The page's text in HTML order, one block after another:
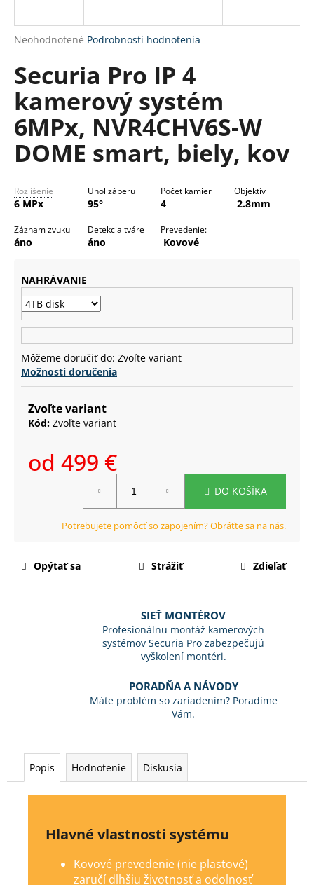
Priemerné
produktu
je
0,0
5
hviezdičiek.
Neohodnotené Podrobnosti hodnotenia
Securia Pro IP 4
kamerový systém
6MPx, NVR4CHV6S-W
DOME smart, biely, kov
Rozlíšenie
6 MPx
Uhol záberu
95°
Počet kamier
4
Objektív
2.8mm
Záznam zvuku
áno
Detekcia tváre
áno
Prevedenie:
Kovové
NAHRÁVANIE
Môžeme doručiť do: Zvoľte variant
Možnosti doručenia
Zvoľte variant
Kód: Zvoľte variant
od 499 €
DO KOŠÍKA
Opýtať sa Strážiť Zdieľať
SIEŤ MONTÉROV
Profesionálnu montáž kamerových
systémov Securia Pro zabezpečujú
vyškolení montéri.
PORADŇA A NÁVODY
Máte problém so zariadením? Poradíme
Vám.
Popis Hodnotenie Diskusia
Hlavné vlastnosti systému
Kovové prevedenie (nie plastové)
zaručí dlhšiu životnosť a odolnosť
j
ť
?
HĽADAŤ
O
d
ú
a
m
e